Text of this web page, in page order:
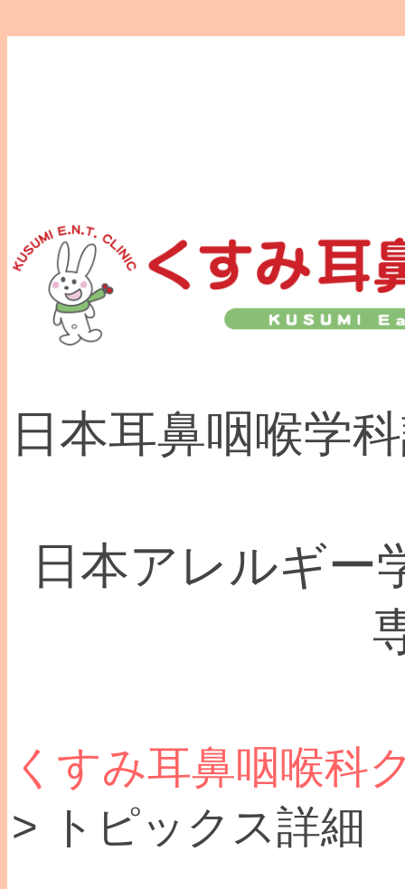
日本耳鼻咽喉学
日本アレルギー
くすみ耳鼻咽喉科
> トピックス詳細